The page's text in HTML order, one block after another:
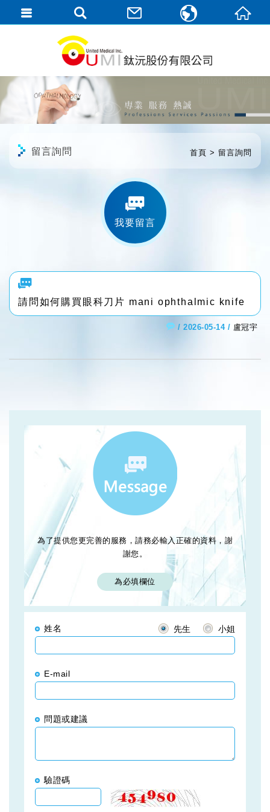
首頁 留言詢問
留言詢問
我要留言
請問如何購買眼科刀片 mani ophthalmic knife
/ 2026-05-14 / 盧冠宇
為了提供您更完善的服務，請務必輸入正確的資料，謝
謝您。
為必填欄位
姓名 先生 小姐
E-mail
問題或建議
驗證碼
English